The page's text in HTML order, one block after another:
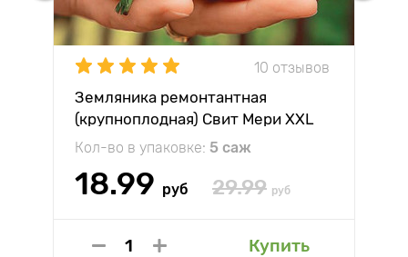
10 отзывов
Земляника ремонтантная
(крупноплодная) Свит Мери XXL
Кол-во в упаковке: 5 саж
18.99 руб 29.99 руб
Купить